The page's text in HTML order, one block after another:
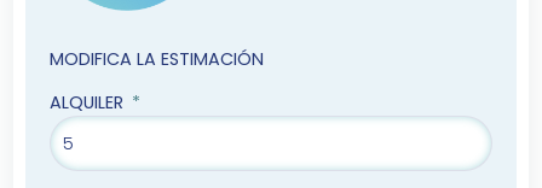
MODIFICA LA ESTIMACIÓN
ALQUILER